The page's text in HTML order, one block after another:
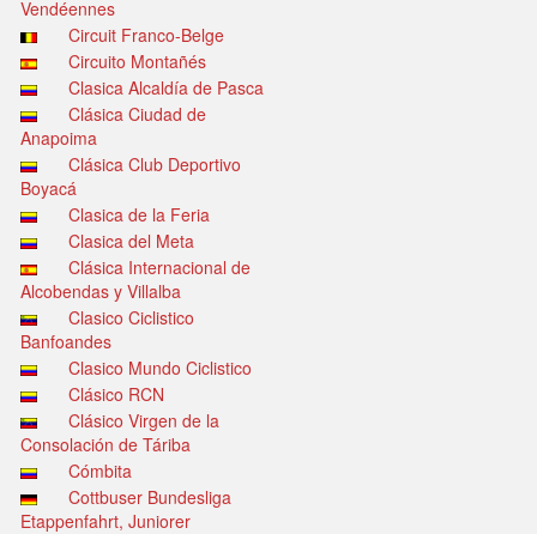
Vendéennes
Circuit Franco-Belge
Circuito Montañés
Clasica Alcaldía de Pasca
Clásica Ciudad de
Anapoima
Clásica Club Deportivo
Boyacá
Clasica de la Feria
Clasica del Meta
Clásica Internacional de
Alcobendas y Villalba
Clasico Ciclistico
Banfoandes
Clasico Mundo Ciclistico
Clásico RCN
Clásico Virgen de la
Consolación de Táriba
Cómbita
Cottbuser Bundesliga
Etappenfahrt, Juniorer